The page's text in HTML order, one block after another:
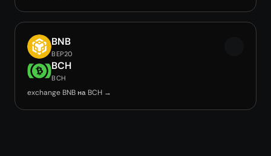
BNB
BEP20
BCH
BCH
exchange BNB на BCH →